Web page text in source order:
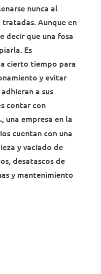
nunca al
tratadas. Aunque en
decir que una fosa
Es
cierto tiempo para
y evitar
a sus
contar con
,una empresa en la
cuentan con una
y vaciado de
desatascos de
y mantenimiento